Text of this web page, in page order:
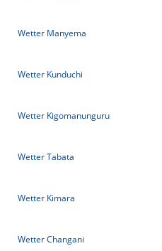
Wetter Manyema
Wetter Kunduchi
Wetter Kigomanunguru
Wetter Tabata
Wetter Kimara
Wetter Changani